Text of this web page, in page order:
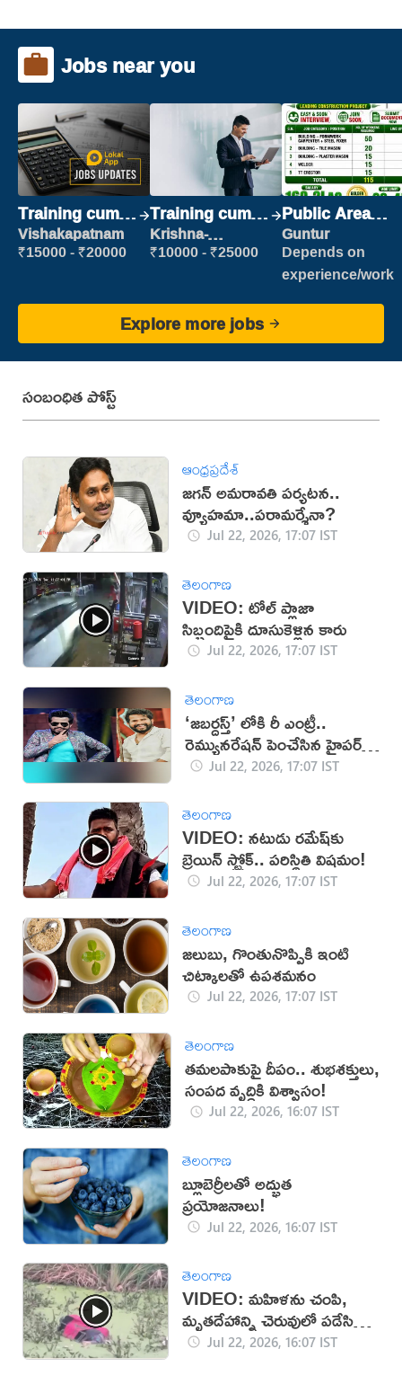
Jobs near you
Training cum
Placement
Vishakapatnam
₹15000 - ₹20000
Training cum
Placement
Krishna-
vijayawada
₹10000 - ₹25000
Public Area
Cleaner
Guntur
Depends on
experience/work
Explore more jobs
సంబంధిత పోస్ట్
ఆంధ్రప్రదేశ్
జగన్ అమరావతి పర్యటన..
వ్యూహమా..పరామర్శేనా?
Jul 22, 2026, 17:07 IST
తెలంగాణ
VIDEO: టోల్ ప్లాజా
సిబ్బందిపైకి దూసుకెళ్లిన కారు
Jul 22, 2026, 17:07 IST
తెలంగాణ
‘జబర్దస్త్’ లోకి రీ ఎంట్రీ..
రెమ్యునరేషన్ పెంచేసిన హైపర్
ఆది!Jul 22, 2026, 17:07 IST
తెలంగాణ
VIDEO: నటుడు రమేష్‌‌కు
బ్రెయిన్ స్ట్రోక్.. పరిస్థితి విషమం!
Jul 22, 2026, 17:07 IST
తెలంగాణ
జలుబు, గొంతునొప్పికి ఇంటి
చిట్కాలతో ఉపశమనం
Jul 22, 2026, 17:07 IST
తెలంగాణ
తమలపాకుపై దీపం.. శుభశక్తులు,
సంపద వృద్ధికి విశ్వాసం!
Jul 22, 2026, 16:07 IST
తెలంగాణ
బ్లూబెర్రీలతో అద్భుత
ప్రయోజనాలు!
Jul 22, 2026, 16:07 IST
తెలంగాణ
VIDEO: మహిళను చంపి,
మృతదేహాన్ని చెరువులో పడేసిన
దుండగులు!
Jul 22, 2026, 16:07 IST